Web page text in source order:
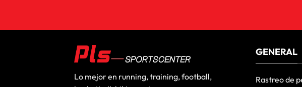
Lo mejor en running, training, football,
GENERAL
Rastreo de